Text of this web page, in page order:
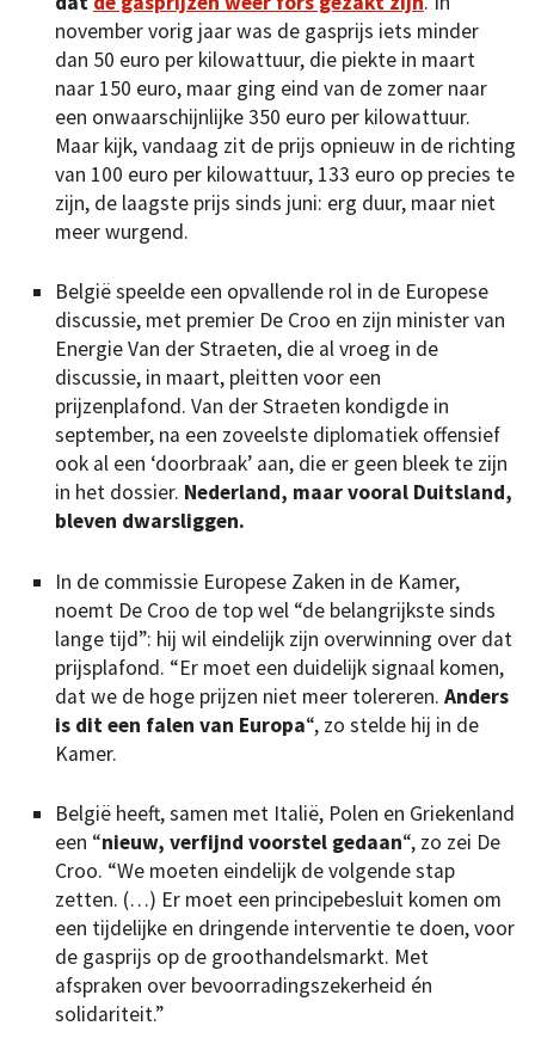
november vorig jaar was de gasprijs iets minder
dan 50 euro per kilowattuur, die piekte in maart
naar 150 euro, maar ging eind van de zomer naar
een onwaarschijnlijke 350 euro per kilowattuur.
Maar kijk, vandaag zit de prijs opnieuw in de richting
van 100 euro per kilowattuur, 133 euro op precies te
zijn, de laagste prijs sinds juni: erg duur, maar niet
meer wurgend.
België speelde een opvallende rol in de Europese
discussie, met premier De Croo en zijn minister van
Energie Van der Straeten, die al vroeg in de
discussie, in maart, pleitten voor een
prijzenplafond. Van der Straeten kondigde in
september, na een zoveelste diplomatiek offensief
ook al een ‘doorbraak’ aan, die er geen bleek te zijn
in het dossier. Nederland, maar vooral Duitsland,
bleven dwarsliggen.
In de commissie Europese Zaken in de Kamer,
noemt De Croo de top wel “de belangrijkste sinds
lange tijd”: hij wil eindelijk zijn overwinning over dat
prijsplafond. “Er moet een duidelijk signaal komen,
dat we de hoge prijzen niet meer tolereren. Anders
is dit een falen van Europa“, zo stelde hij in de
Kamer.
België heeft, samen met Italië, Polen en Griekenland
een “nieuw, verfijnd voorstel gedaan“, zo zei De
Croo. “We moeten eindelijk de volgende stap
zetten. (…) Er moet een principebesluit komen om
een tijdelijke en dringende interventie te doen, voor
de gasprijs op de groothandelsmarkt. Met
afspraken over bevoorradingszekerheid én
solidariteit.”